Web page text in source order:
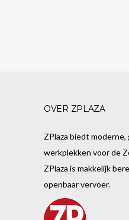
OVER ZPLAZA
ZPlaza biedt
werkplekken voor de
ZPlaza is makkelijk
openbaar vervoer.